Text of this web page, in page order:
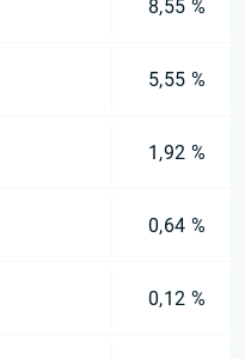
8,55 %
5,55 %
1,92 %
0,64 %
0,12 %